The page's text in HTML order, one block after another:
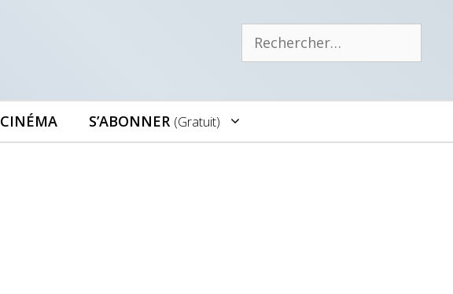
Rechercher :
CINÉMA S’ABONNER (gratuit)